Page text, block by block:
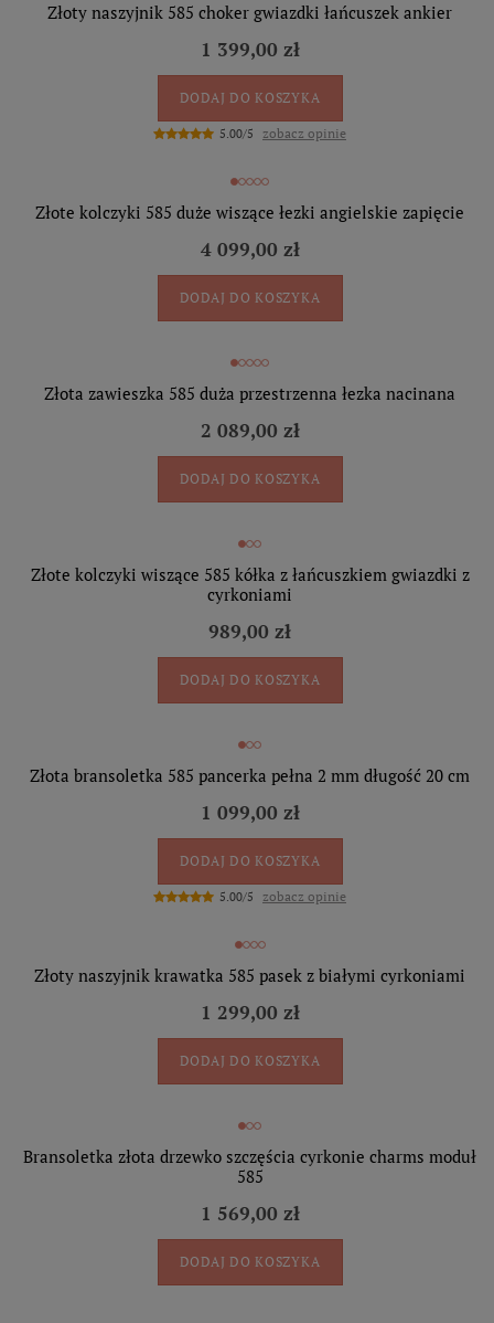
Złoty naszyjnik 585 choker gwiazdki łańcuszek ankier
1 399,00 zł
DODAJ DO KOSZYKA
5.00/5 zobacz opinie
Złote kolczyki 585 duże wiszące łezki angielskie zapięcie
4 099,00 zł
DODAJ DO KOSZYKA
Złota zawieszka 585 duża przestrzenna łezka nacinana
2 089,00 zł
DODAJ DO KOSZYKA
Złote kolczyki wiszące 585 kółka z łańcuszkiem gwiazdki z
cyrkoniami
989,00 zł
DODAJ DO KOSZYKA
Złota bransoletka 585 pancerka pełna 2 mm długość 20 cm
1 099,00 zł
DODAJ DO KOSZYKA
5.00/5 zobacz opinie
Złoty naszyjnik krawatka 585 pasek z białymi cyrkoniami
1 299,00 zł
DODAJ DO KOSZYKA
Bransoletka złota drzewko szczęścia cyrkonie charms moduł
585
1 569,00 zł
DODAJ DO KOSZYKA